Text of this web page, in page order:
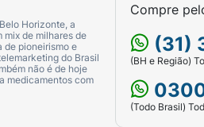
Horizonte, a
mix de milhares de
de pioneirismo e
do Brasil
não é de hoje
medicamentos com
Compre
(31)
(BH e Região)
(Todo Brasil)